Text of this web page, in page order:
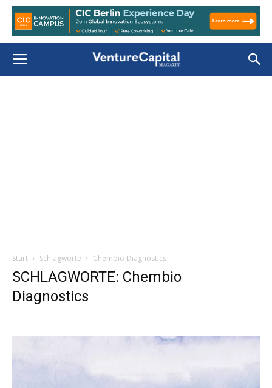
Start Schlagworte Chembio Diagnostics
SCHLAGWORTE: Chembio
Diagnostics